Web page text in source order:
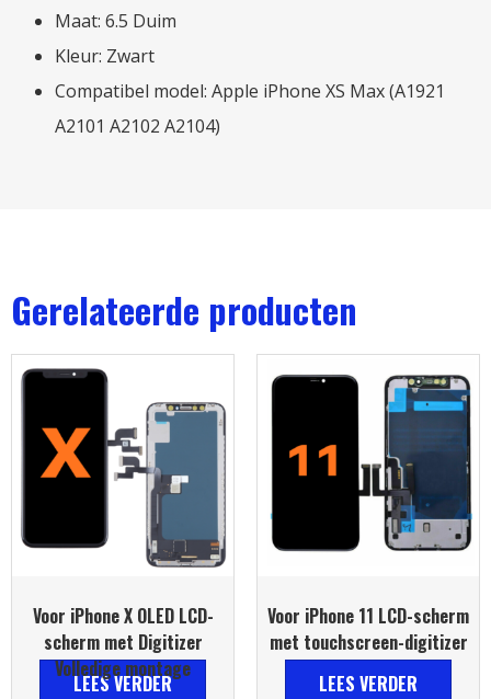
Maat: 6.5 Duim
Kleur: Zwart
Compatibel model: Apple iPhone XS Max (A1921
A2101 A2102 A2104)
Gerelateerde producten
Voor iPhone X OLED LCD-
scherm met Digitizer
Volledige montage
LEES VERDER
Voor iPhone 11 LCD-scherm
met touchscreen-digitizer
LEES VERDER